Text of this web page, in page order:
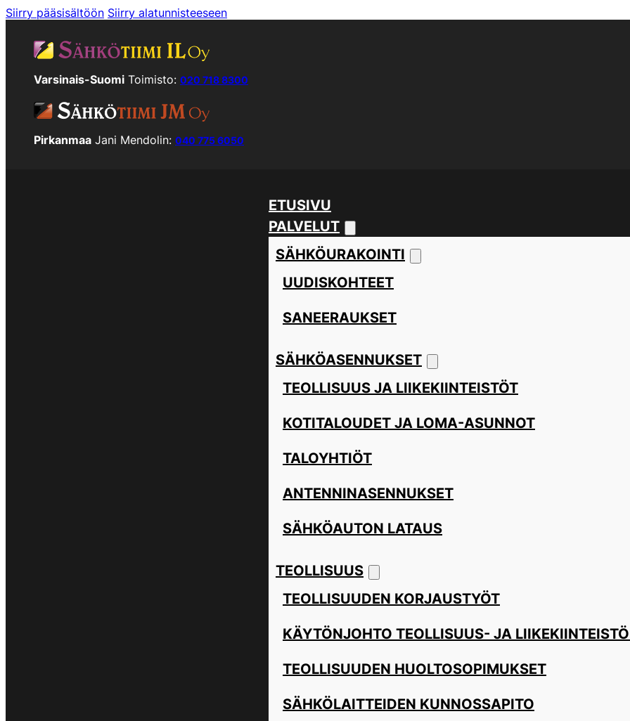
Siirry pääsisältöön Siirry alatunnisteeseen
Varsinais-Suomi Toimisto: 020 718 8300
Pirkanmaa Jani Mendolin: 040 775 6050
ETUSIVU
PALVELUT
SÄHKÖURAKOINTI
UUDISKOHTEET
SANEERAUKSET
SÄHKÖASENNUKSET
TEOLLISUUS JA LIIKEKIINTEISTÖT
KOTITALOUDET JA LOMA-ASUNNOT
TALOYHTIÖT
ANTENNINASENNUKSET
SÄHKÖAUTON LATAUS
TEOLLISUUS
TEOLLISUUDEN KORJAUSTYÖT
KÄYTÖNJOHTO TEOLLISUUS- JA
TEOLLISUUDEN HUOLTOSOPIMUKSET
SÄHKÖLAITTEIDEN KUNNOSSAPITO